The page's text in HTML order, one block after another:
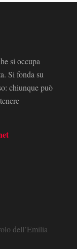
si occupa
Si fonda su
chiunque può
dell’Emilia